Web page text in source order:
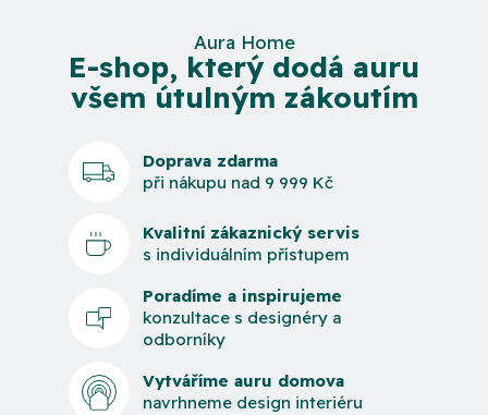
Aura Home
E-shop, který dodá auru
všem útulným zákoutím
Doprava zdarma
při nákupu nad 9 999 Kč
Kvalitní zákaznický servis
s individuálním přístupem
Poradíme a inspirujeme
konzultace s designéry a
odborníky
Vytváříme auru domova
navrhneme design interiéru